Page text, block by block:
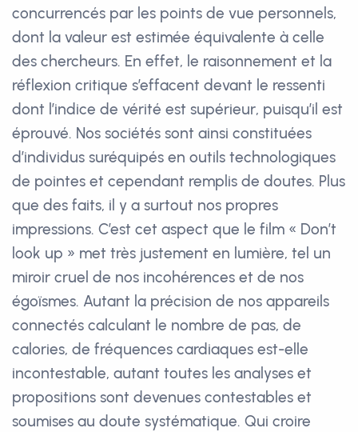
concurrencés par les points de vue personnels,
dont la valeur est estimée équivalente à celle
des chercheurs. En effet, le raisonnement et la
réflexion critique s’effacent devant le ressenti
dont l’indice de vérité est supérieur, puisqu’il est
éprouvé. Nos sociétés sont ainsi constituées
d’individus suréquipés en outils technologiques
de pointes et cependant remplis de doutes. Plus
que des faits, il y a surtout nos propres
impressions. C’est cet aspect que le film « Don’t
look up » met très justement en lumière, tel un
miroir cruel de nos incohérences et de nos
égoïsmes. Autant la précision de nos appareils
connectés calculant le nombre de pas, de
calories, de fréquences cardiaques est-elle
incontestable, autant toutes les analyses et
propositions sont devenues contestables et
soumises au doute systématique. Qui croire